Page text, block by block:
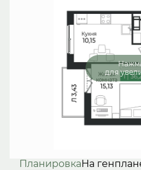
для
ПланировкаНа